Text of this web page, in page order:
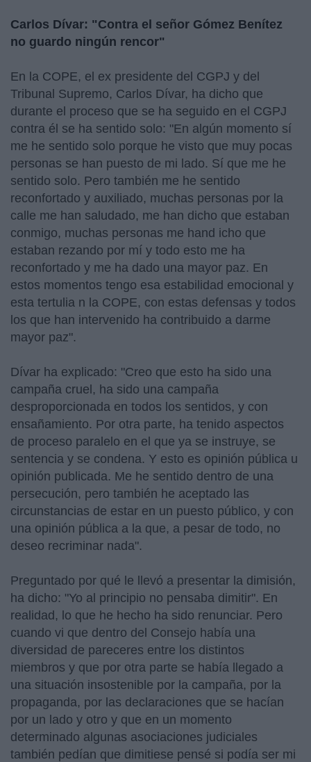
Carlos Dívar: "Contra el señor Gómez Benítez
no guardo ningún rencor"
En la COPE, el ex presidente del CGPJ y del
Tribunal Supremo, Carlos Dívar, ha dicho que
durante el proceso que se ha seguido en el CGPJ
contra él se ha sentido solo: "En algún momento sí
me he sentido solo porque he visto que muy pocas
personas se han puesto de mi lado. Sí que me he
sentido solo. Pero también me he sentido
reconfortado y auxiliado, muchas personas por la
calle me han saludado, me han dicho que estaban
conmigo, muchas personas me hand icho que
estaban rezando por mí y todo esto me ha
reconfortado y me ha dado una mayor paz. En
estos momentos tengo esa estabilidad emocional y
esta tertulia n la COPE, con estas defensas y todos
los que han intervenido ha contribuido a darme
mayor paz".
Dívar ha explicado: "Creo que esto ha sido una
campaña cruel, ha sido una campaña
desproporcionada en todos los sentidos, y con
ensañamiento. Por otra parte, ha tenido aspectos
de proceso paralelo en el que ya se instruye, se
sentencia y se condena. Y esto es opinión pública u
opinión publicada. Me he sentido dentro de una
persecución, pero también he aceptado las
circunstancias de estar en un puesto público, y con
una opinión pública a la que, a pesar de todo, no
deseo recriminar nada".
Preguntado por qué le llevó a presentar la dimisión,
ha dicho: "Yo al principio no pensaba dimitir". En
realidad, lo que he hecho ha sido renunciar. Pero
cuando vi que dentro del Consejo había una
diversidad de pareceres entre los distintos
miembros y que por otra parte se había llegado a
una situación insostenible por la campaña, por la
propaganda, por las declaraciones que se hacían
por un lado y otro y que en un momento
determinado algunas asociaciones judiciales
también pedían que dimitiese pensé si podía ser mi